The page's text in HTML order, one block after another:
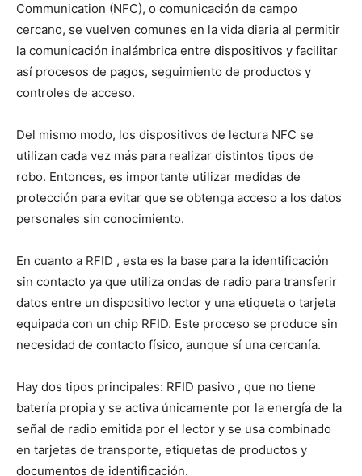
Communication (NFC), o comunicación de campo
cercano, se vuelven comunes en la vida diaria al permitir
la comunicación inalámbrica entre dispositivos y facilitar
así procesos de pagos, seguimiento de productos y
controles de acceso.
Del mismo modo, los dispositivos de lectura NFC se
utilizan cada vez más para realizar distintos tipos de
robo. Entonces, es importante utilizar medidas de
protección para evitar que se obtenga acceso a los datos
personales sin conocimiento.
En cuanto a RFID , esta es la base para la identificación
sin contacto ya que utiliza ondas de radio para transferir
datos entre un dispositivo lector y una etiqueta o tarjeta
equipada con un chip RFID. Este proceso se produce sin
necesidad de contacto físico, aunque sí una cercanía.
Hay dos tipos principales: RFID pasivo , que no tiene
batería propia y se activa únicamente por la energía de la
señal de radio emitida por el lector y se usa combinado
en tarjetas de transporte, etiquetas de productos y
documentos de identificación.